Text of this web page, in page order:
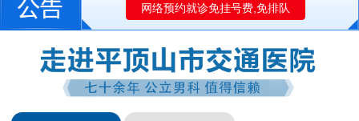
网络预约就诊免挂号费,免排队